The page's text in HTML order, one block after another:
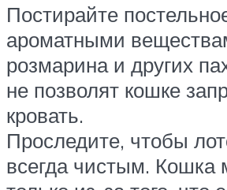
Постирайте
ароматными
розмарина и других
не позволят кошке
кровать.
Проследите, чтобы
всегда чистым. Кошка